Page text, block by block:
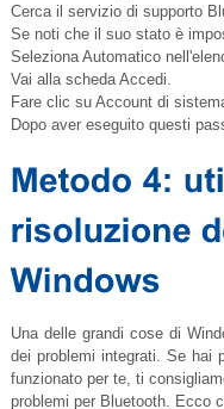
Cerca il servizio di supporto
Se noti che il suo stato è
Seleziona Automatico
Vai alla scheda Accedi.
Fare clic su Account di
Dopo aver eseguito questi
Una delle grandi cose di
dei problemi integrati. Se hai
funzionato per te, ti
problemi per Bluetooth. Ecco